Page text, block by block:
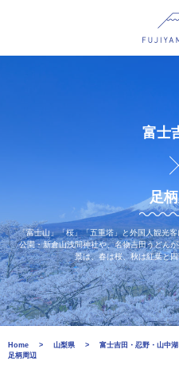
富士
足
「富士山」「桜」「五重塔」と外国人観光
公園・新倉山浅間神社や、名物吉田うどん
景は、春は桜、秋は紅葉と
Home 山梨県 富士吉田・忍野・山中湖
足柄周辺